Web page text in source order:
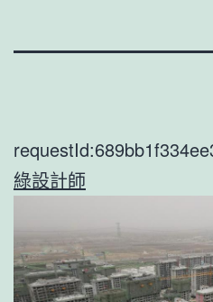
綠設計師